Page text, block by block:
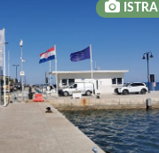
ISTRA